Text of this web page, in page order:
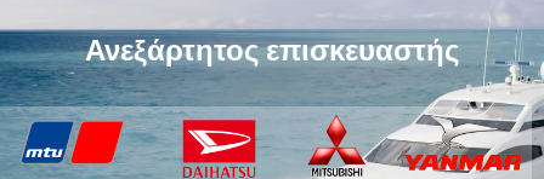
Ανεξάρτητος επισκευαστής